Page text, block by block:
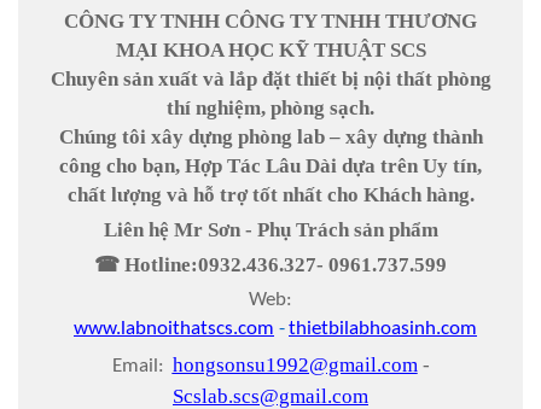
CÔNG TY TNHH CÔNG TY TNHH THƯƠNG
MẠI KHOA HỌC KỸ THUẬT SCS
Chuyên sản xuất và lắp đặt thiết bị nội thất phòng
thí nghiệm, phòng sạch.
Chúng tôi xây dựng phòng lab – xây dựng thành
công cho bạn, Hợp Tác Lâu Dài dựa trên Uy tín,
chất lượng và hỗ trợ tốt nhất cho Khách hàng.
Liên hệ Mr Sơn- Phụ Trách sản phẩm
☎ Hotline:0932.436.327- 0961.737.599
Web:
www.labnoithatscs.com -thietbilabhoasinh.com
Email: hongsonsu1992@gmail.com -
Scslab.scs@gmail.com